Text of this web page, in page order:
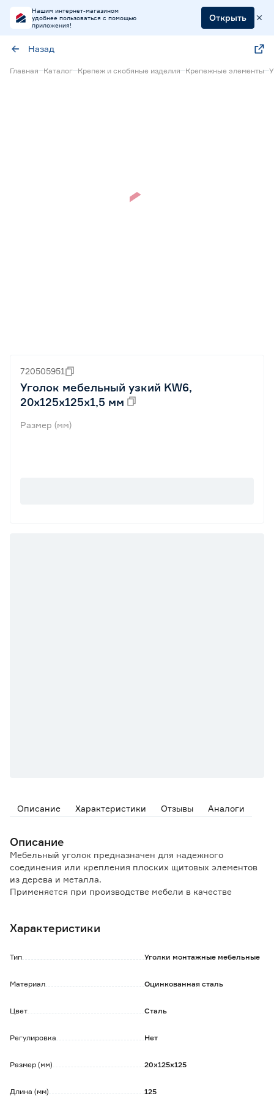
Нашим интернет-магазином
удобнее пользоваться с помощью
приложения!
Открыть
Назад
Главная Каталог Крепеж и скобяные изделия Крепежные элементы
720505951
Уголок мебельный узкий KW6,
20х125х125х1,5 мм
Размер (мм)
Описание Характеристики Отзывы Аналоги
Описание
Мебельный уголок предназначен для надежного
соединения или крепления плоских щитовых элементов
из дерева и металла.
Применяется при производстве мебели в качестве
размера - стеллажей, полок и т.д.
Преимущества:
Характеристики
Тип Уголки монтажные мебельные
Материал Оцинкованная сталь
Цвет Сталь
Регулировка Нет
Размер (мм) 20х125х125
Длина (мм) 125